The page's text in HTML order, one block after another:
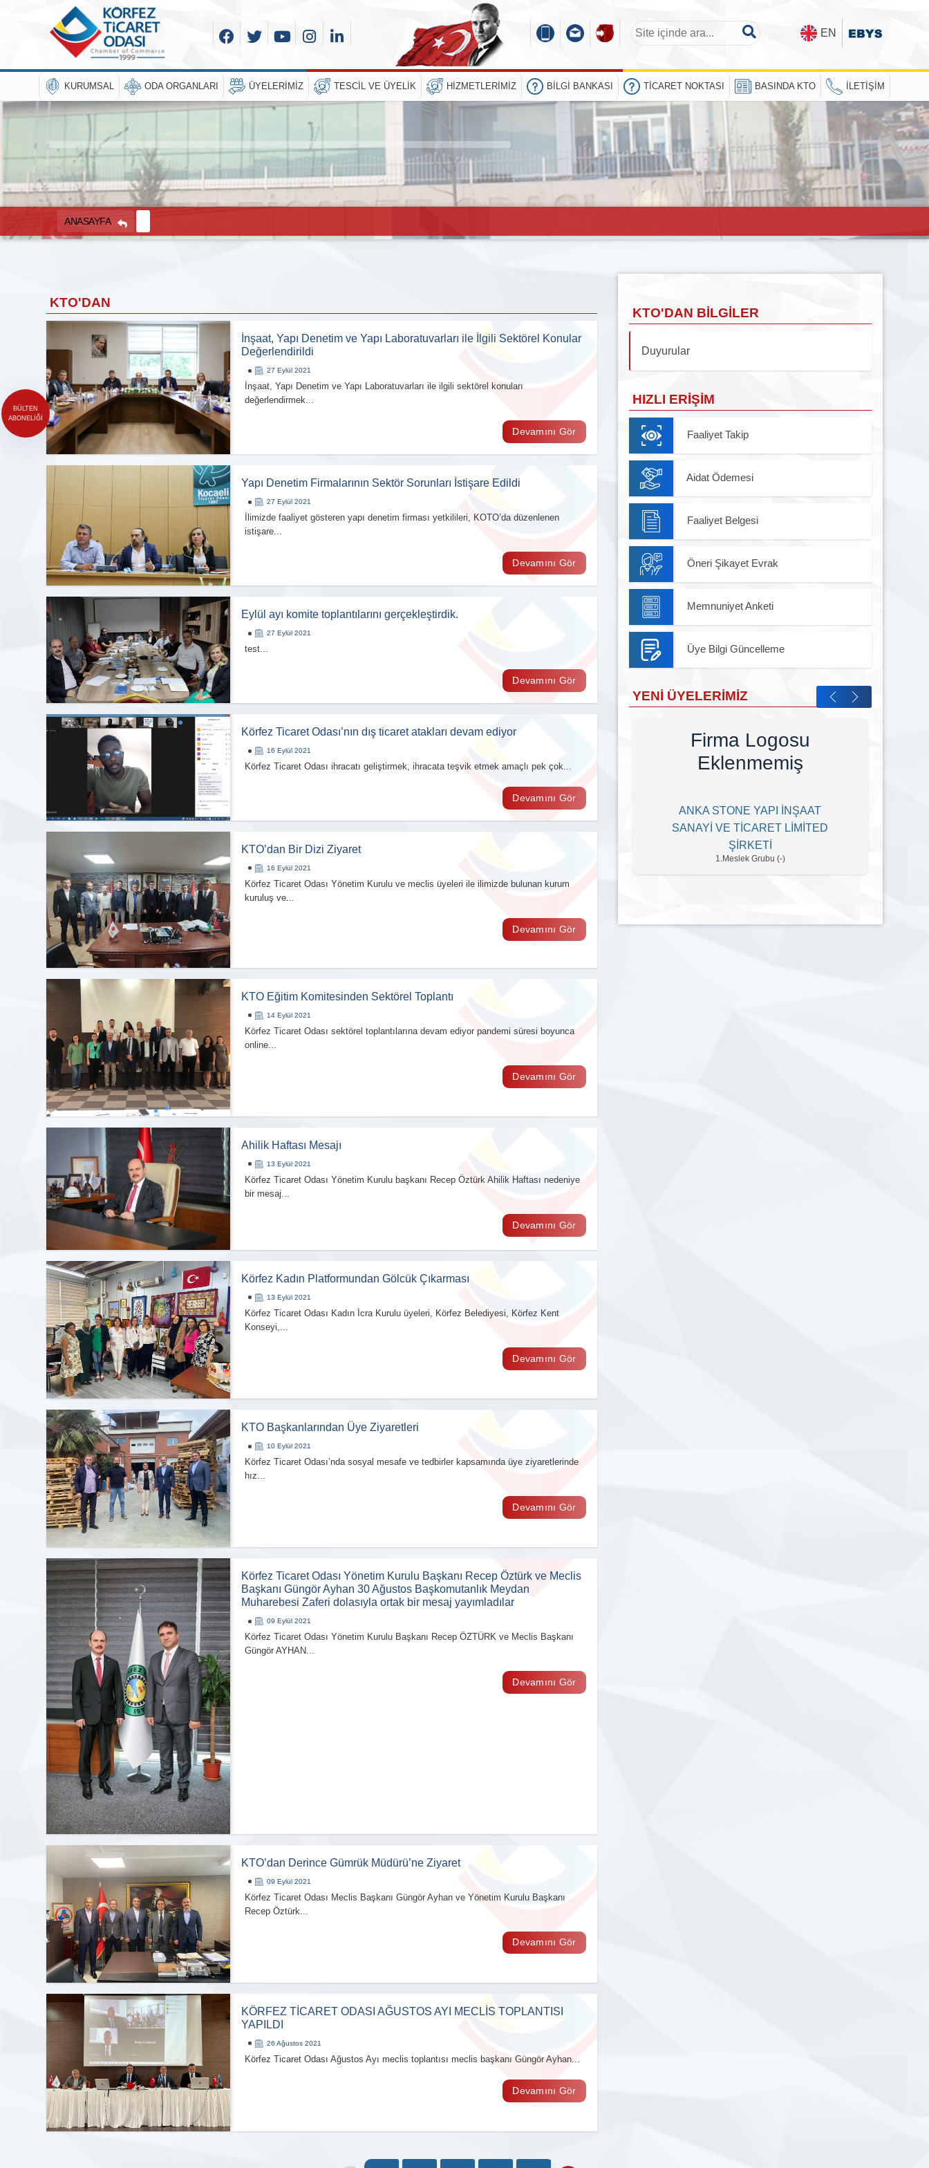
EN
KURUMSAL ODA ORGANLARI ÜYELERIMIZ TESCIL VE ÜYELIK HIZMETLERIMIZ BILGI BANKASI TICARET NOKTASI BASINDA KTO İLETIŞIM
ANASAYFA
KTO'DAN
İnşaat, Yapı Denetim ve Yapı Laboratuvarları ile İlgili Sektörel Konular
Değerlendirildi
27 Eylül 2021
İnşaat, Yapı Denetim ve Yapı Laboratuvarları ile ilgili sektörel konuları
değerlendirmek...
Devamını Gör
Yapı Denetim Firmalarının Sektör Sorunları İstişare Edildi
27 Eylül 2021
İlimizde faaliyet gösteren yapı denetim firması yetkilileri, KOTO’da düzenlenen
istişare...
Devamını Gör
Eylül ayı komite toplantılarını gerçekleştirdik.
27 Eylül 2021
test...
Devamını Gör
Körfez Ticaret Odası’nın dış ticaret atakları devam ediyor
16 Eylül 2021
Körfez Ticaret Odası ihracatı geliştirmek, ihracata teşvik etmek amaçlı pek çok...
Devamını Gör
KTO’dan Bir Dizi Ziyaret
16 Eylül 2021
Körfez Ticaret Odası Yönetim Kurulu ve meclis üyeleri ile ilimizde bulunan kurum
kuruluş ve...
Devamını Gör
KTO Eğitim Komitesinden Sektörel Toplantı
14 Eylül 2021
Körfez Ticaret Odası sektörel toplantılarına devam ediyor pandemi süresi boyunca
online...
Devamını Gör
Ahilik Haftası Mesajı
13 Eylül 2021
Körfez Ticaret Odası Yönetim Kurulu başkanı Recep Öztürk Ahilik Haftası nedeniye
bir mesaj...
Devamını Gör
Körfez Kadın Platformundan Gölcük Çıkarması
13 Eylül 2021
Körfez Ticaret Odası Kadın İcra Kurulu üyeleri, Körfez Belediyesi, Körfez Kent
Konseyi,...
Devamını Gör
KTO Başkanlarından Üye Ziyaretleri
10 Eylül 2021
Körfez Ticaret Odası’nda sosyal mesafe ve tedbirler kapsamında üye ziyaretlerinde
hız...
Devamını Gör
Körfez Ticaret Odası Yönetim Kurulu Başkanı Recep Öztürk ve Meclis
Başkanı Güngör Ayhan 30 Ağustos Başkomutanlık Meydan
Muharebesi Zaferi dolasıyla ortak bir mesaj yayımladılar
09 Eylül 2021
Körfez Ticaret Odası Yönetim Kurulu Başkanı Recep ÖZTÜRK ve Meclis Başkanı
Güngör AYHAN...
Devamını Gör
KTO’dan Derince Gümrük Müdürü’ne Ziyaret
09 Eylül 2021
Körfez Ticaret Odası Meclis Başkanı Güngör Ayhan ve Yönetim Kurulu Başkanı
Recep Öztürk...
Devamını Gör
KÖRFEZ TİCARET ODASI AĞUSTOS AYI MECLİS TOPLANTISI
YAPILDI
26 Ağustos 2021
Körfez Ticaret Odası Ağustos Ayı meclis toplantısı meclis başkanı Güngör Ayhan...
Devamını Gör
KTO'DAN BILGILER
Duyurular
HIZLI ERIŞIM
Faaliyet Takip
Aidat Ödemesi
Faaliyet Belgesi
Öneri Şikayet Evrak
Memnuniyet Anketi
Üye Bilgi Güncelleme
YENI ÜYELERIMIZ
Firma Logosu
Eklenmemiş
1.Meslek Grubu (-)
Firma Logosu
Eklenmemiş
DAĞLI KARDEŞLER ORMAN
Firma Logosu
Eklenmemiş
ANKA STONE YAPI İNŞAAT
SANAYİ VE TİCARET LİMİTED
ŞİRKETİ
1.Meslek Grubu (-)